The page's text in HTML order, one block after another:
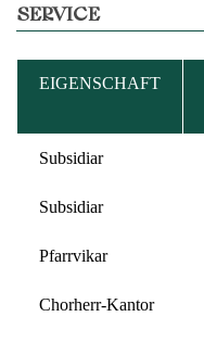
SERVICE
EIGENSCHAFT
Subsidiar
Subsidiar
Pfarrvikar
Chorherr-Kantor